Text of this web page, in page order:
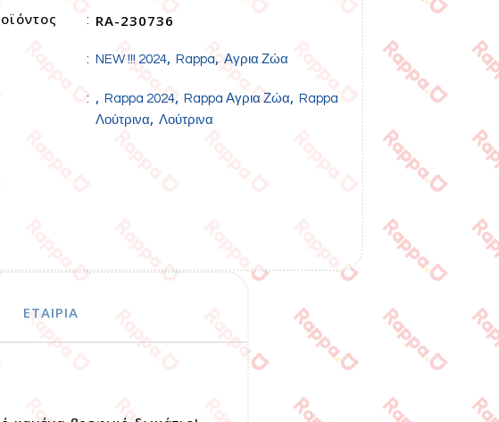
: RA-230736
: NEW !!! 2024, Rappa, Αγρια Ζώα
: , Rappa 2024, Rappa Αγρια Ζώα, Rappa
Λούτρινα, Λούτρινα
ΕΤΑΙΡΊΑ